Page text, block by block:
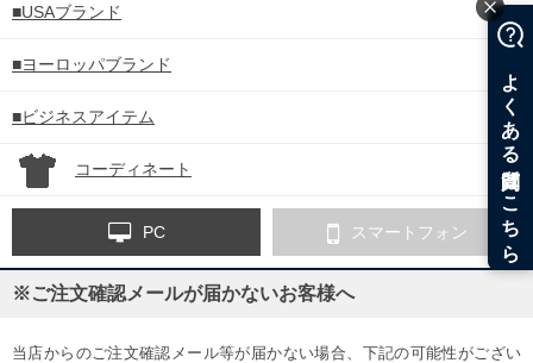
■USAブランド
■ヨーロッパブランド
■ビジネスアイテム
コーディネート
PC スマートフォン
※ご注文確認メールが届かないお客様へ
当店からのご注文確認メール等が届かない場合、下記の可能性がござい